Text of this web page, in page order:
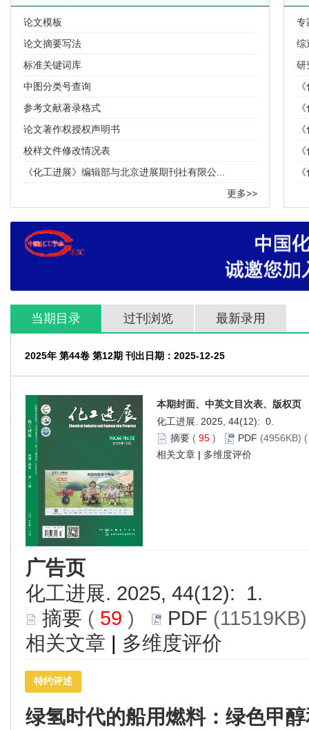
论文模板
论文摘要写法
标准关键词库
中图分类号查询
参考文献著录格式
论文著作权授权声明书
校样文件修改情况表
《化工进展》编辑部与北京进展期刊社有限公...
更多>>
专
综
研
当期目录 过刊浏览 最新录用
2025年 第44卷 第12期 刊出日期：2025-12-25
本期封面、中英文目次表、版权页
化工进展. 2025, 44(12): 0.
摘要 ( 95 ) PDF (4956KB) (
相关文章 | 多维度评价
广告页
化工进展. 2025, 44(12): 1.
摘要 ( 59 ) PDF
相关文章 | 多维度评价
特约评述
绿氢时代的船用燃料：绿色甲